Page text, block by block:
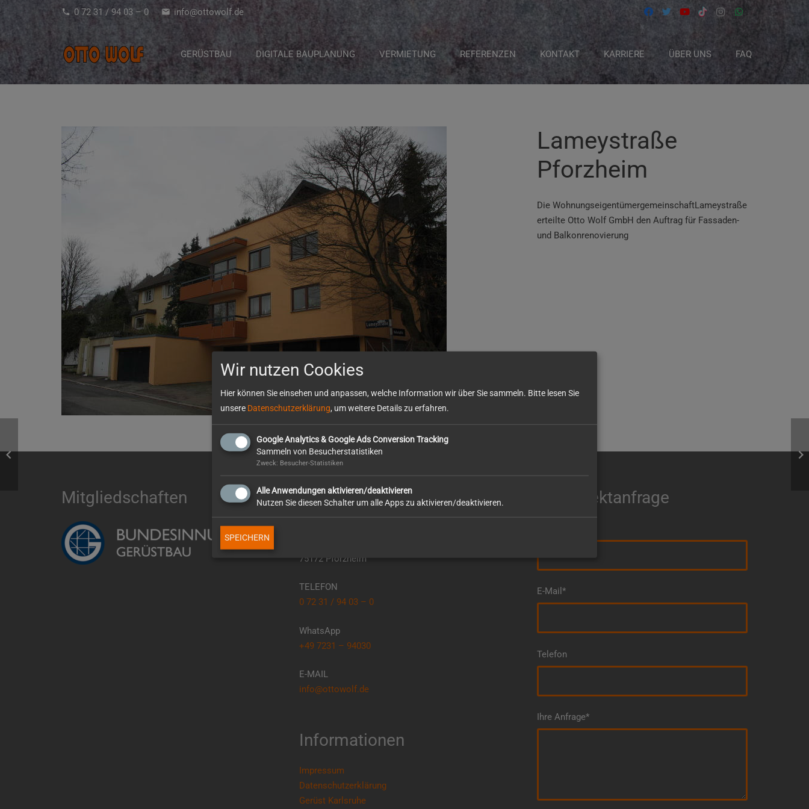
phone 0 72 31 / 94 03 – 0 mail info@ottowolf.de
GERÜSTBAU DIGITALE BAUPLANUNG VERMIETUNG REFERENZEN KONTAKT KARRIERE ÜBER UNS FAQ
Lameystraße
Pforzheim
Die WohnungseigentümergemeinschaftLameystraße
erteilte Otto Wolf GmbH den Auftrag für Fassaden-
und Balkonrenovierung
Mitgliedschaften So erreichen Sie uns
75172 Pforzheim
TELEFON
0 72 31 / 94 03 – 0
WhatsApp
+49 7231 – 94030
E-MAIL
info@ottowolf.de
Informationen
Impressum
Datenschutzerklärung
Gerüst Karlsruhe
Ihre Direktanfrage
E-Mail*
Telefon
Ihre Anfrage*
Wir nutzen Cookies
Hier können Sie einsehen und anpassen, welche Information wir über Sie sammeln. Bitte lesen Sie
unsere Datenschutzerklärung, um weitere Details zu erfahren.
Google Analytics & Google Ads Conversion Tracking
Sammeln von Besucherstatistiken
Zweck: Besucher-Statistiken
Alle Anwendungen aktivieren/deaktivieren
Nutzen Sie diesen Schalter um alle Apps zu aktivieren/deaktivieren.
SPEICHERN